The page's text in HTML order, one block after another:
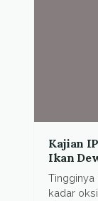
Kajian
Ikan
Tingginya
kadar